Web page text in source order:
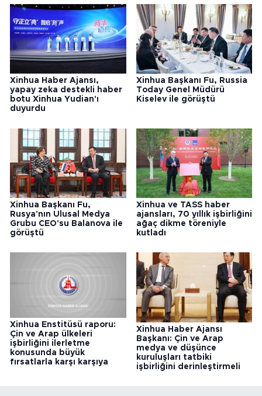
Xinhua Haber Ajansı,
yapay zeka destekli haber
botu Xinhua Yudian'ı
duyurdu
Xinhua Başkanı Fu, Russia
Today Genel Müdürü
Kiselev ile görüştü
Xinhua Başkanı Fu,
Rusya'nın Ulusal Medya
Grubu CEO'su Balanova ile
görüştü
Xinhua ve TASS haber
ajansları, 70 yıllık işbirliğini
ağaç dikme töreniyle
kutladı
Xinhua Enstitüsü raporu:
Çin ve Arap ülkeleri
işbirliğini ilerletme
konusunda büyük
fırsatlarla karşı karşıya
Xinhua Haber Ajansı
Başkanı: Çin ve Arap
medya ve düşünce
kuruluşları tatbiki
işbirliğini derinleştirmeli